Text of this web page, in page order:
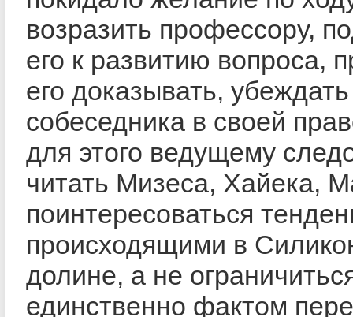
возразить профессору,
его к развитию вопроса,
его доказывать, убеждать
собеседника в своей
для этого ведущему
читать Мизеса, Хайека,
поинтересоваться
происходящими в
долине, а не
единственно фактом